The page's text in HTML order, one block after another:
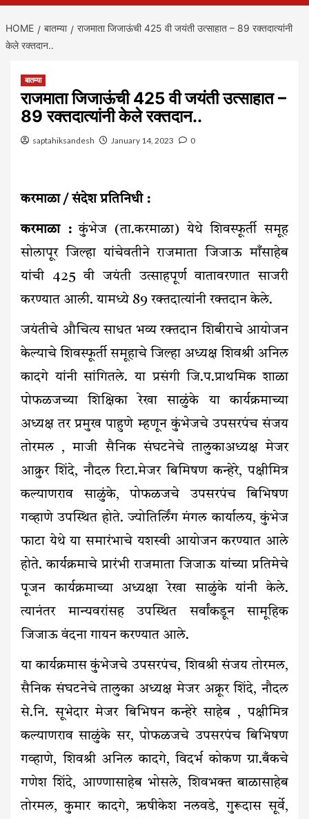
HOME बातम्या
राजमाता जिजाऊंची 425 वी जयंती उत्साहात – 89 रक्तदात्यांनी
केले रक्तदान..
बातम्या
राजमाता जिजाऊंची 425 वी जयंती उत्साहात –
89 रक्तदात्यांनी केले रक्तदान..
saptahiksandesh January 14, 2023 0
करमाळा / संदेश प्रतिनिधी :
करमाळा :कुंभेज (ता.करमाळा) येथे शिवस्फूर्ती समूह
सोलापूर जिल्हा यांचेवतीने राजमाता जिजाऊ माँसाहेब
यांची 425 वी जयंती उत्साहपूर्ण वातावरणात साजरी
करण्यात आली. यामध्ये 89 रक्तदात्यांनी रक्तदान केले.
जयंतीचे औचित्य साधत भव्य रक्तदान शिबीराचे आयोजन
केल्याचे शिवस्फूर्ती समूहाचे जिल्हा अध्यक्ष शिवश्री अनिल
कादगे यांनी सांगितले. या प्रसंगी जि.प.प्राथमिक शाळा
पोफळजच्या शिक्षिका रेखा साळुंके या कार्यक्रमाच्या
अध्यक्ष तर प्रमुख पाहुणे म्हणून कुंभेजचे उपसरपंच संजय
तोरमल , माजी सैनिक संघटनेचे तालुकाअध्यक्ष मेजर
आक्रुर शिंदे, नौदल रिटा.मेजर बिमिषण कन्हेरे, पक्षीमित्र
कल्याणराव साळुंके, पोफळजचे उपसरपंच बिभिषण
गव्हाणे उपस्थित होते. ज्योतिर्लिंग मंगल कार्यालय, कुंभेज
फाटा येथे या समारंभाचे यशस्वी आयोजन करण्यात आले
होते. कार्यक्रमाचे प्रारंभी राजमाता जिजाऊ यांच्या प्रतिमेचे
पूजन कार्यक्रमाच्या अध्यक्षा रेखा साळुंके यांनी केले.
त्यानंतर मान्यवरांसह उपस्थित सर्वांकडून सामूहिक
जिजाऊ वंदना गायन करण्यात आले.
या कार्यक्रमास कुंभेजचे उपसरपंच, शिवश्री संजय तोरमल,
सैनिक संघटनेचे तालुका अध्यक्ष मेजर अक्रूर शिंदे, नौदल
से.नि. सूभेदार मेजर बिभिषन कन्हेरे साहेब , पक्षीमित्र
कल्याणराव साळुंके सर, पोफळजचे उपसरपंच बिभिषण
गव्हाणे, शिवश्री अनिल कादगे, विदर्भ कोकण ग्रा.बँकचे
गणेश शिंदे, आण्णासाहेब भोसले, शिवभक्त बाळासाहेब
तोरमल, कुमार कादगे, ऋषीकेश नलवडे, गुरूदास सूर्वे,